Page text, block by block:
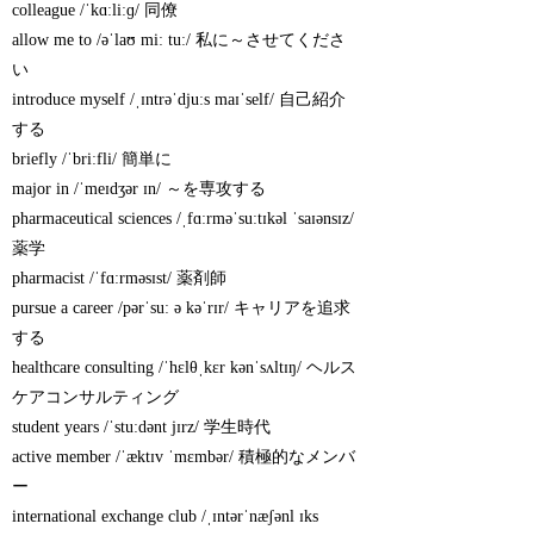
colleague /ˈkɑːliːɡ/ 同僚
allow me to /əˈlaʊ miː tuː/ 私に～させてくださ
い
introduce myself /ˌɪntrəˈdjuːs maɪˈself/ 自己紹介
する
briefly /ˈbriːfli/ 簡単に
major in /ˈmeɪdʒər ɪn/ ～を専攻する
pharmaceutical sciences /ˌfɑːrməˈsuːtɪkəl ˈsaɪənsɪz/
薬学
pharmacist /ˈfɑːrməsɪst/ 薬剤師
pursue a career /pərˈsuː ə kəˈrɪr/ キャリアを追求
する
healthcare consulting /ˈhɛlθˌkɛr kənˈsʌltɪŋ/ ヘルス
ケアコンサルティング
student years /ˈstuːdənt jɪrz/ 学生時代
active member /ˈæktɪv ˈmɛmbər/ 積極的なメンバ
ー
international exchange club /ˌɪntərˈnæʃənl ɪks